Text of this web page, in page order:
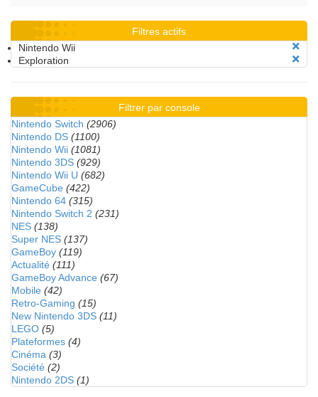
Filtres actifs
Nintendo Wii
Exploration
Filtrer par console
Nintendo Switch (2906)
Nintendo DS (1100)
Nintendo Wii (1081)
Nintendo 3DS (929)
Nintendo Wii U (682)
GameCube (422)
Nintendo 64 (315)
Nintendo Switch 2 (231)
NES (138)
Super NES (137)
GameBoy (119)
Actualité (111)
GameBoy Advance (67)
Mobile (42)
Retro-Gaming (15)
New Nintendo 3DS (11)
LEGO (5)
Plateformes (4)
Cinéma (3)
Société (2)
Nintendo 2DS (1)